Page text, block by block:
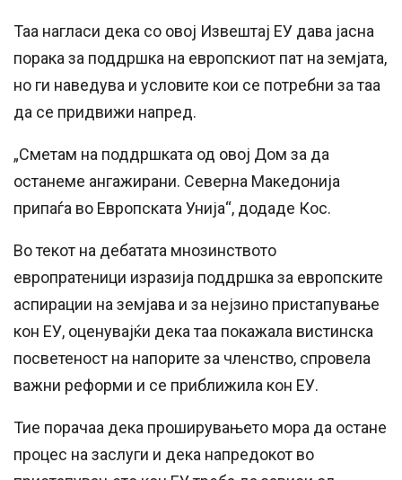
Таа нагласи дека со овој Извештај ЕУ дава јасна
порака за поддршка на европскиот пат на земјата,
но ги наведува и условите кои се потребни за таа
да се придвижи напред.
„Сметам на поддршката од овој Дом за да
останеме ангажирани. Северна Македонија
припаѓа во Европската Унија“, додаде Кос.
Во текот на дебатата мнозинството
европратеници изразија поддршка за европските
аспирации на земјава и за нејзино пристапување
кон ЕУ, оценувајќи дека таа покажала вистинска
посветеност на напорите за членство, спровела
важни реформи и се приближила кон ЕУ.
Тие порачаа дека проширувањето мора да остане
процес на заслуги и дека напредокот во